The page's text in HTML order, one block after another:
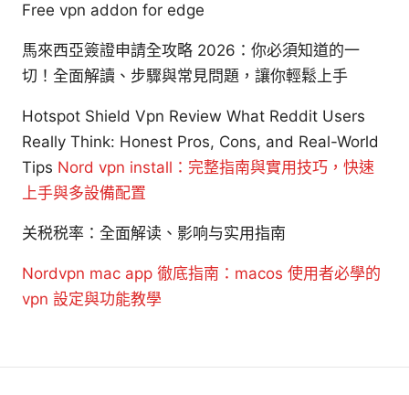
Free vpn addon for edge
馬來西亞簽證申請全攻略 2026：你必須知道的一
切！全面解讀、步驟與常見問題，讓你輕鬆上手
Hotspot Shield Vpn Review What Reddit Users
Really Think: Honest Pros, Cons, and Real-World
Tips Nord vpn install：完整指南與實用技巧，快速
上手與多設備配置
关税税率：全面解读、影响与实用指南
Nordvpn mac app 徹底指南：macos 使用者必學的
vpn 設定與功能教學